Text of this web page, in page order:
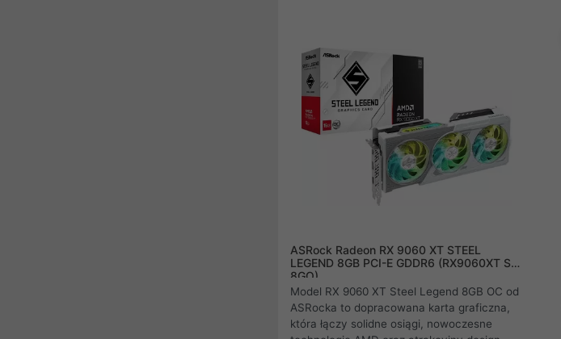
wysoką liczbą klatek na sekundę w 4K, a
nawet płynną rozgrywką w 8K.
ASRock Radeon RX 9060 XT STEEL
LEGEND 8GB PCI-E GDDR6 (RX9060XT SL
8GO)
Model RX 9060 XT Steel Legend 8GB OC od
ASRocka to dopracowana karta graficzna,
która łączy solidne osiągi, nowoczesne